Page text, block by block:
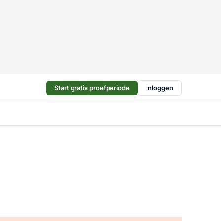
Start gratis proefperiode Inloggen